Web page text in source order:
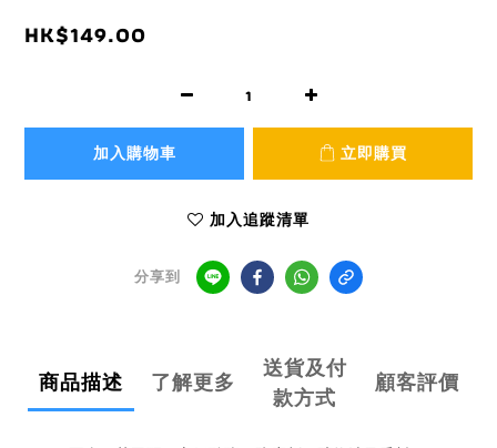
HK$149.00
加入購物車 立即購買
加入追蹤清單
分享到
商品描述 了解更多
送貨及付
款方式
顧客評價